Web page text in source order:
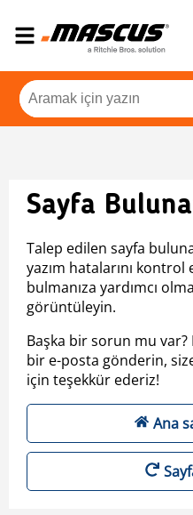
Sayfa
Talep edilen sayfa
yazım hatalarını kontrol
bulmanıza yardımcı
görüntüleyin.
Başka bir sorun mu var?
bir e-posta gönderin,
için teşekkür ederiz!
Ana